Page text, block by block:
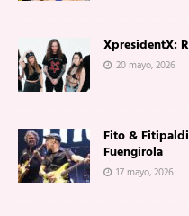
XpresidentX:
20 mayo, 2026
Fito &
Fuengirola
17 mayo, 2026